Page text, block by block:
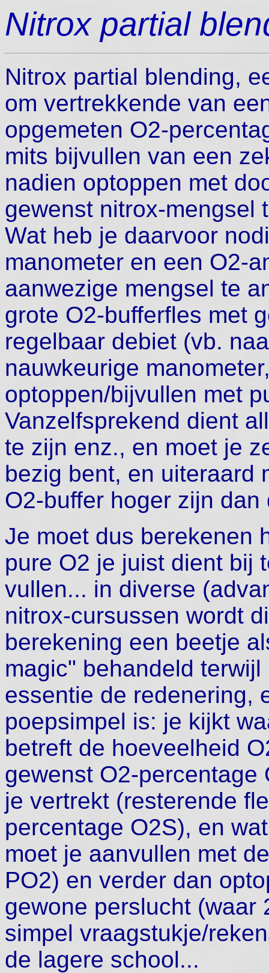
Nitrox partial
Nitrox partial blending,
om vertrekkende van
opgemeten O2-
mits bijvullen van een
nadien optoppen met
gewenst nitrox-mengsel
Wat heb je daarvoor
manometer en een O2-
aanwezige mengsel te
grote O2-bufferfles met
regelbaar debiet (vb.
nauwkeurige
optoppen/bijvullen met
Vanzelfsprekend dient
te zijn enz., en moet je
bezig bent, en uiteraard
O2-buffer hoger zijn
Je moet dus berekenen
pure O2 je juist dient bij
vullen... in diverse
nitrox-cursussen wordt
berekening een beetje
magic" behandeld terwijl
essentie de redenering,
poepsimpel is: je kijkt
betreft de hoeveelheid
gewenst O2-
je vertrekt (resterende
percentage O2S), en
moet je aanvullen met
PO2) en verder dan
gewone perslucht (waar
simpel vraagstukje/
de lagere school...